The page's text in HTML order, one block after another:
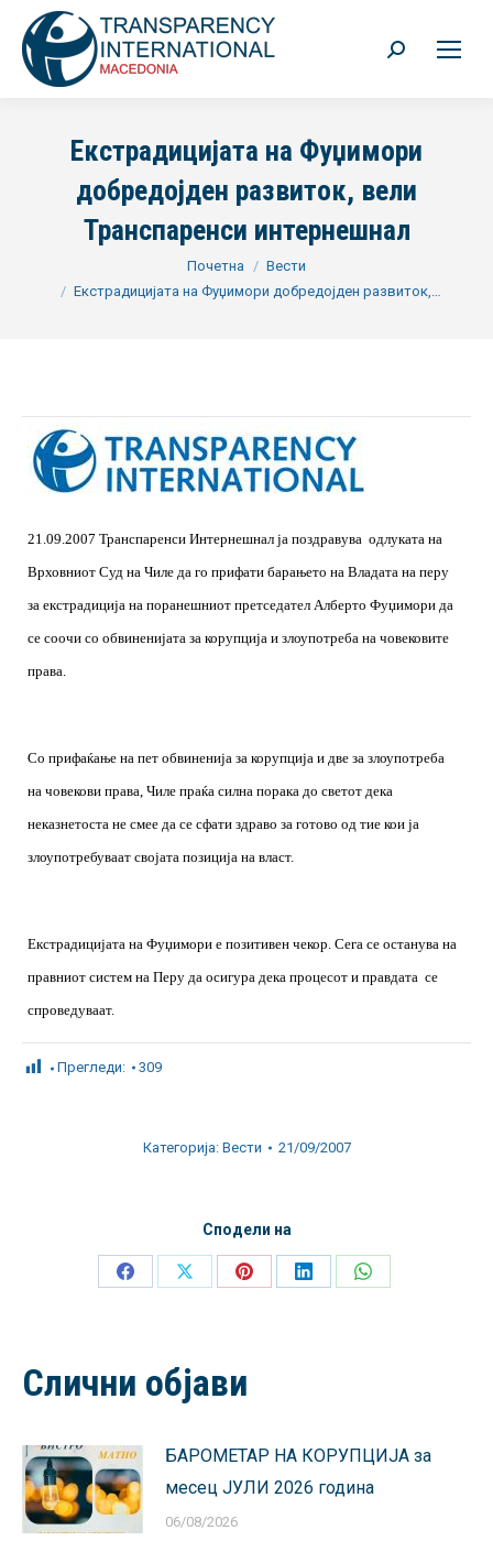
Search:
Екстрадицијата на Фуџимори
добредојден развиток, вели
Транспаренси интернешнал
Почетна
Вести
Екстрадицијата на Фуџимори добредојден развиток,…
21.09.2007 Транспаренси Интернешнал ја поздравува одлуката на
Врховниот Суд на Чиле да го прифати барањето на Владата на перу
за екстрадиција на поранешниот претседател Алберто Фуџимори да
се соочи со обвиненијата за корупција и злоупотреба на човековите
права.
Со прифаќање на пет обвиненија за корупција и две за злоупотреба
на човекови права, Чиле праќа силна порака до светот дека
неказнетоста не смее да се сфати здраво за готово од тие кои ја
злоупотребуваат својата позиција на власт.
Екстрадицијата на Фуџимори е позитивен чекор. Сега се останува на
правниот систем на Перу да осигура дека процесот и правдата се
спроведуваат.
Прегледи: 309
Категорија: Вести 21/09/2007
Сподели на
Share
Share
Share
Share
Share
Слични објави
БАРОМЕТАР НА КОРУПЦИЈА за
месец ЈУЛИ 2026 година
06/08/2026